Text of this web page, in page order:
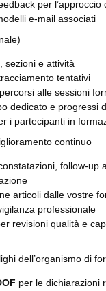
per l’approccio
e-mail associati
sezioni e attività
tentativi
alle sessioni
dedicato e progressi
i partecipanti in
continuo
follow-up
articoli dalle vostre
professionale
revisioni qualità e
dell’organismo di
per le dichiarazioni